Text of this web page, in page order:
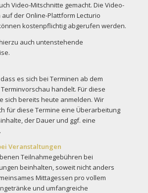
Video-Mitschnitte gemacht. Die Video-
der Online-Plattform Lecturio
kostenpflichtig abgerufen werden.
auch untenstehende
es sich bei Terminen ab dem
Terminvorschau handelt. Für diese
sich bereits heute anmelden. Wir
für diese Termine eine Überarbeitung
der Dauer und ggf. eine
Veranstaltungen
Teilnahmegebühren bei
beinhalten, soweit nicht anders
Mittagessen pro vollem
und umfangreiche